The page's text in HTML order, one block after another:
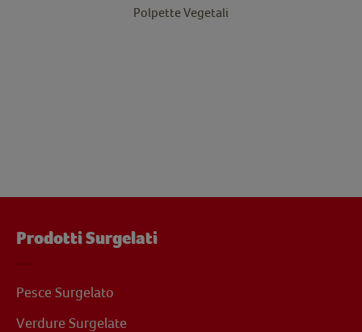
Polpette Vegetali
Prodotti Surgelati
Pesce Surgelato
Verdure Surgelate